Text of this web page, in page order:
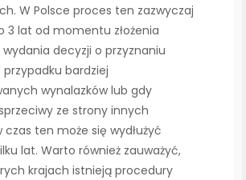
W Polsce proces ten zazwyczaj
3 lat od momentu złożenia
decyzji o przyznaniu
bardziej
wynalazków lub gdy
ze strony innych
ten może się wydłużyć
lat. Warto również zauważyć,
krajach istnieją procedury